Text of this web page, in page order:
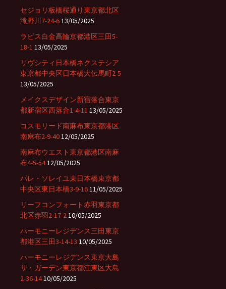
セジョリ板橋桜通り東京都北区
滝野川7-24-613/05/2025
ラピス白金高輪京都港区三田5-
18-1 13/05/2025
リヴシティ日本橋ネクステシア
東京都中央区日本橋大伝馬町2-5
13/05/2025
メイクスデザイン新宿落合東京
都新宿区西落合1-4-11 13/05/2025
コスモリード南麻布東京都港区
南麻布2-9-4012/05/2025
南麻布ウエスト東京都港区南麻
布4-5-5412/05/2025
パレ・ソレイユ東日本橋東京都
中央区東日本橋3-9-1611/05/2025
リーフコンフォート赤羽東京都
北区赤羽2-17-210/05/2025
ハーモニーレジデンス三田東京
都港区三田3-14-13 10/05/2025
ハーモニーレジデンス東京大島
ザ・ガーデン東京都江東区大島
2-36-1410/05/2025